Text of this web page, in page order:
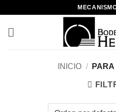
content
INICIO /